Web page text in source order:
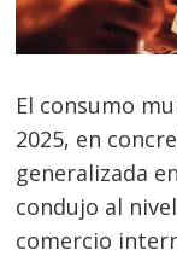
El consumo
2025, en
generalizada
condujo al
comercio